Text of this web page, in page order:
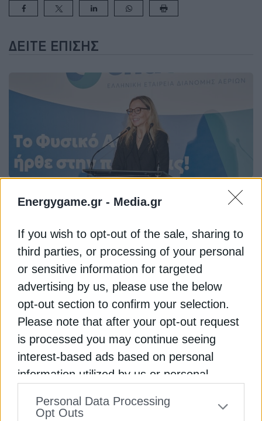
Energygame.gr - Media.gr
If you wish to opt-out of the sale, sharing to
third parties, or processing of your personal
or sensitive information for targeted
advertising by us, please use the below
opt-out section to confirm your selection.
Please note that after your opt-out request
is processed you may continue seeing
interest-based ads based on personal
information utilized by us or personal
to your opt-out. You may separately opt-out
Personal Data Processing
Opt Outs
ΔΕΊΤΕ ΕΠΊΣΗΣ
Enaon EDA: Ενεργοποιήθηκε το δίκτυο
21 Νοεμβρίου 2025
ΦΥΣΙΚΟ ΑΕΡΙΟ
Ευρώπη: Σε υψηλό 11μηνου οι τιμές του
φυσικού αερίου